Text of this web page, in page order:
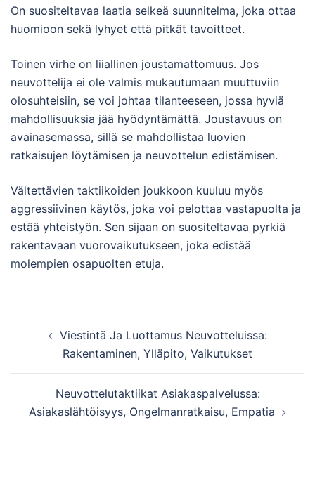
On suositeltavaa laatia selkeä suunnitelma, joka ottaa
huomioon sekä lyhyet että pitkät tavoitteet.
Toinen virhe on liiallinen joustamattomuus. Jos
neuvottelija ei ole valmis mukautumaan muuttuviin
olosuhteisiin, se voi johtaa tilanteeseen, jossa hyviä
mahdollisuuksia jää hyödyntämättä. Joustavuus on
avainasemassa, sillä se mahdollistaa luovien
ratkaisujen löytämisen ja neuvottelun edistämisen.
Vältettävien taktiikoiden joukkoon kuuluu myös
aggressiivinen käytös, joka voi pelottaa vastapuolta ja
estää yhteistyön. Sen sijaan on suositeltavaa pyrkiä
rakentavaan vuorovaikutukseen, joka edistää
molempien osapuolten etuja.
navigationViestintä Ja Luottamus Neuvotteluissa:
Rakentaminen, Ylläpito, Vaikutukset
Neuvottelutaktiikat Asiakaspalvelussa:
Asiakaslähtöisyys, Ongelmanratkaisu, Empatia